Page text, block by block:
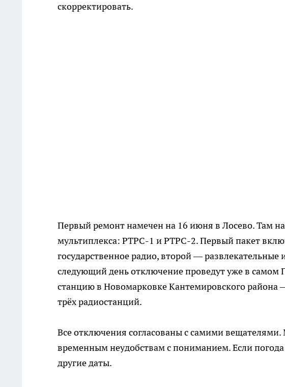
скорректировать.
Первый ремонт намечен на 16 июня в Лосево. Там
мультиплекса: РТРС-1 и РТРС-2. Первый пакет
государственное радио, второй —
следующий день отключение проведут уже в самом
станцию в Новомарковке Кантемировского района
трёх радиостанций.
Все отключения согласованы с самими
временным неудобствам с пониманием. Если
другие даты.